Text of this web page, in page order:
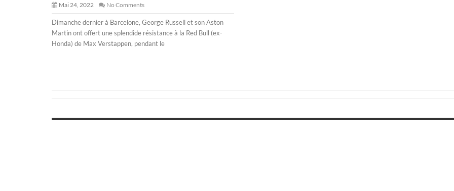
Mai 24, 2022 No Comments
Dimanche dernier à Barcelone, George Russell et son Aston
Martin ont offert une splendide résistance à la Red Bull (ex-
Honda) de Max Verstappen, pendant le